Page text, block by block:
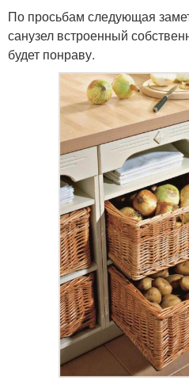
По просьбам следующая
санузел встроенный
будет понраву.